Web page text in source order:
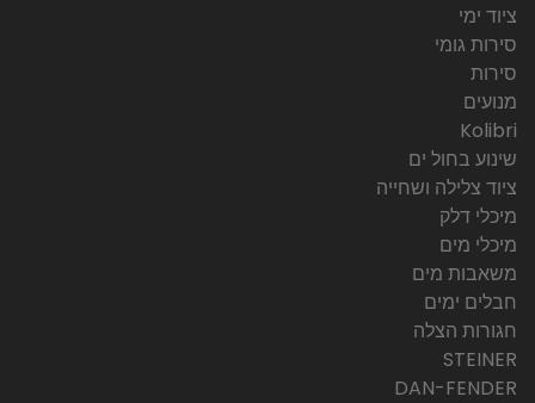
ציוד ימי
סירות גומי
סירות
מנועים
Kolibri
שינוע בחול ים
ציוד צלילה ושחייה
מיכלי דלק
מיכלי מים
משאבות מים
חבלים ימים
חגורות הצלה
STEINER
DAN-FENDER